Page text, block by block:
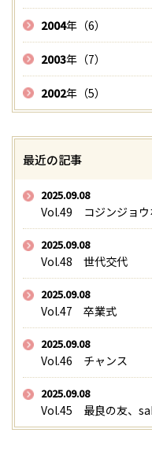
2004年（6）
2003年（7）
2002年（5）
最近の記事
2025.09.08
Vol.49 コジンジョ
2025.09.08
Vol.48 世代交代
2025.09.08
Vol.47 卒業式
2025.09.08
Vol.46 チャンス
2025.09.08
Vol.45 最良の友、